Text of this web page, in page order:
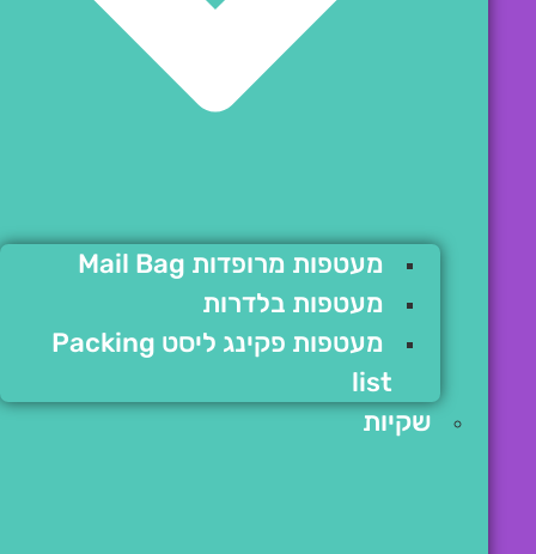
מעטפות מרופדות Mail Bag
מעטפות בלדרות
מעטפות פקינג ליסט Packing
list
שקיות